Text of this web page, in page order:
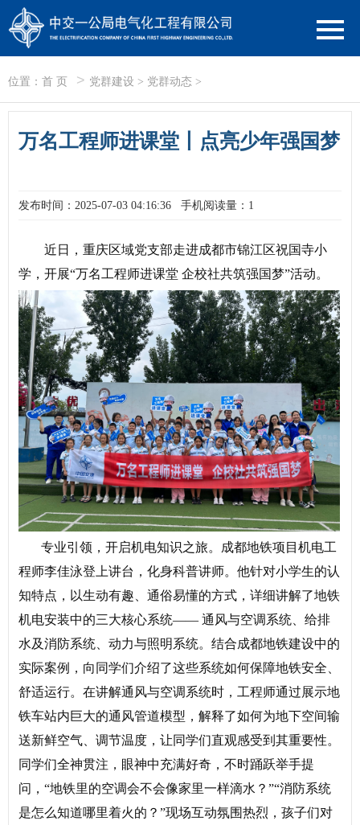
位置： 首 页 > 党群建设 > 党群动态 >
万名工程师进课堂丨点亮少年强国梦
发布时间：2025-07-03 04:16:36 手机阅读量：1
近日，重庆区域党支部走进成都市锦江区祝国寺小
学，开展“万名工程师进课堂 企校社共筑强国梦”活动。
专业引领，开启机电知识之旅。
成都地铁项目机电工
程师李佳泳登上讲台，化身科普讲师。他针对小学生的认
知特点，以生动有趣、通俗易懂的方式，详细讲解了地铁
机电安装中的三大核心系统—— 通风与空调系统、给排
水及消防系统、动力与照明系统。结合成都地铁建设中的
实际案例，向同学们介绍了这些系统如何保障地铁安全、
舒适运行。在讲解通风与空调系统时，工程师通过展示地
铁车站内巨大的通风管道模型，解释了如何为地下空间输
送新鲜空气、调节温度，让同学们直观感受到其重要性。
同学们全神贯注，眼神中充满好奇，不时踊跃举手提
问，“地铁里的空调会不会像家里一样滴水？”“消防系统
是怎么知道哪里着火的？”现场互动氛围热烈，孩子们对